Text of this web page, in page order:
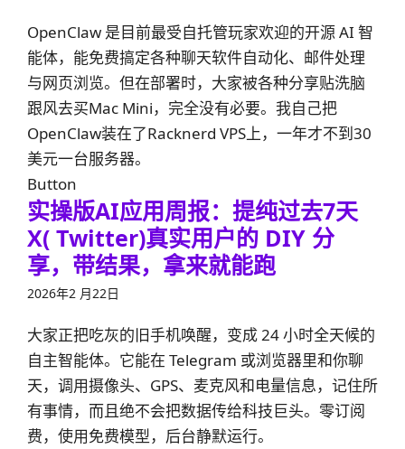
OpenClaw 是目前最受自托管玩家欢迎的开源 AI 智
能体，能免费搞定各种聊天软件自动化、邮件处理
与网页浏览。但在部署时，大家被各种分享贴洗脑
跟风去买Mac Mini，完全没有必要。我自己把
OpenClaw装在了Racknerd VPS上，一年才不到30
美元一台服务器。
Button
实操版AI应用周报：提纯过去7天
X( Twitter)真实用户的 DIY 分
享，带结果，拿来就能跑
2026年2 月22日
大家正把吃灰的旧手机唤醒，变成 24 小时全天候的
自主智能体。它能在 Telegram 或浏览器里和你聊
天，调用摄像头、GPS、麦克风和电量信息，记住所
有事情，而且绝不会把数据传给科技巨头。零订阅
费，使用免费模型，后台静默运行。